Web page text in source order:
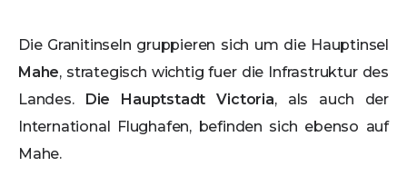
Die Granitinseln gruppieren sich um die Hauptinsel
Mahe, strategisch wichtig fuer die Infrastruktur des
Landes. Die Hauptstadt Victoria, als auch der
International Flughafen, befinden sich ebenso auf
Mahe.